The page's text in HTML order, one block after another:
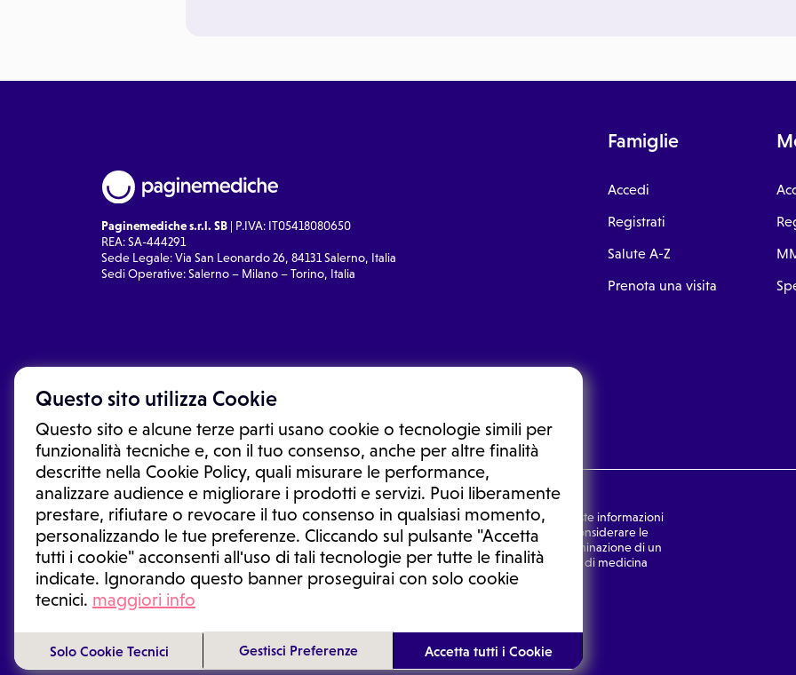
Questo sito utilizza Cookie
Questo sito e alcune terze parti usano cookie o tecnologie simili per
funzionalità tecniche e, con il tuo consenso, anche per altre finalità
descritte nella Cookie Policy, quali misurare le performance,
analizzare audience e migliorare i prodotti e servizi. Puoi liberamente
prestare, rifiutare o revocare il tuo consenso in qualsiasi momento,
personalizzando le tue preferenze. Cliccando sul pulsante "Accetta
tutti i cookie" acconsenti all'uso di tali tecnologie per tutte le finalità
indicate. Ignorando questo banner proseguirai con solo cookie
tecnici. maggiori info
Solo Cookie Tecnici Gestisci Preferenze Accetta tutti i Cookie
Paginemediche s.r.l. SB | P.IVA: IT05418080650
REA: SA-444291
Sede Legale: Via San Leonardo 26, 84131 Salerno, Italia
Sedi Operative: Salerno – Milano – Torino, Italia
Famiglie
Accedi
Registrati
Salute A-Z
Prenota una visita
Le informazioni proposte in questo sito non sono un consulto medico. In nessun caso, queste informazioni
sostituiscono un consulto, una visita o una diagnosi formulata dal medico. Non si devono considerare le
informazioni disponibili come suggerimenti per la formulazione di una diagnosi, la determinazione di un
trattamento o l'assunzione o sospensione di un farmaco senza prima consultare un medico di medicina
generale o uno specialista.
Condizioni di utilizzo